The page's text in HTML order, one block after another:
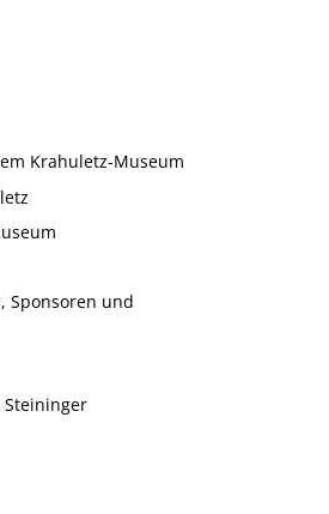
Krahuletz-Museum
Sponsoren und
Steininger